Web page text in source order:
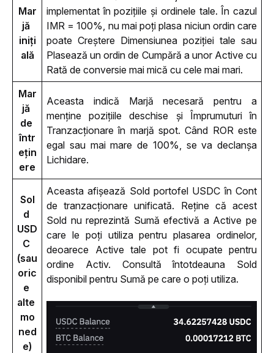
Mar
jă
iniți
ală
implementat în pozițiile și ordinele tale. În cazul
IMR = 100%, nu mai poți plasa niciun ordin care
poate Creștere Dimensiunea poziției tale sau
Plasează un ordin de Cumpără a unor Active cu
Rată de conversie mai mică cu cele mai mari.
Mar
jă
de
într
ețin
ere
Aceasta indică Marjă necesară pentru a
menține pozițiile deschise și Împrumuturi în
Tranzacționare în marjă spot. Când ROR este
egal sau mai mare de 100%, se va declanșa
Lichidare.
Sol
d
USD
C
(sau
oric
e
alte
mo
ned
e)
Aceasta afișează Sold portofel USDC în Cont
de tranzacționare unificată. Reține că acest
Sold nu reprezintă Sumă efectivă a Active pe
care le poți utiliza pentru plasarea ordinelor,
deoarece Active tale pot fi ocupate pentru
ordine Activ. Consultă întotdeauna Sold
disponibil pentru Sumă pe care o poți utiliza.